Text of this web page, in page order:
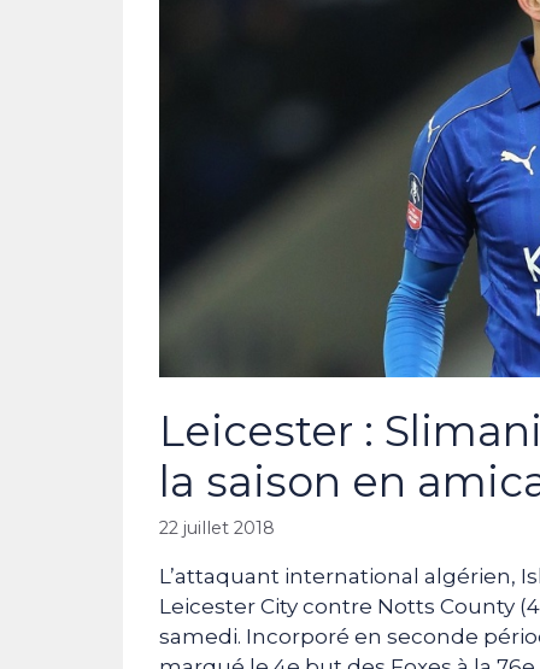
Leicester :
la saison en
22 juillet 2018
L’attaquant international algérien,
Leicester City contre Notts County
samedi. Incorporé en seconde